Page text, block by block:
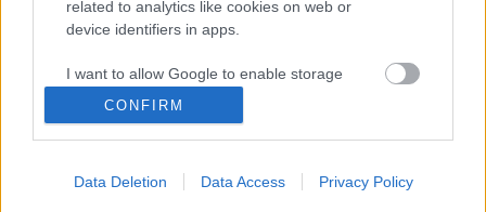
related to analytics like cookies on web or
device identifiers in apps.
I want to allow Google to enable storage
related to functionality of the website or app.
I want to allow Google to enable storage
CONFIRM
Data Deletion Data Access Privacy Policy
Két házaspár rendszeres baráti vacsoráiba enged
a Vacsora négyesben, amit december 14-én mutat
be a Pinceszínház.
„A színház csapatjáték, nem jó, ha